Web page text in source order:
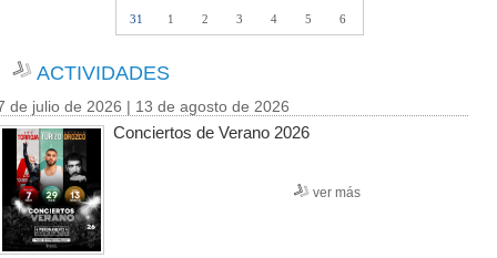
31
1 2 3 4 5 6
ACTIVIDADES
de julio de 2026 | 13 de agosto de 2026
Conciertos de Verano 2026
ver más